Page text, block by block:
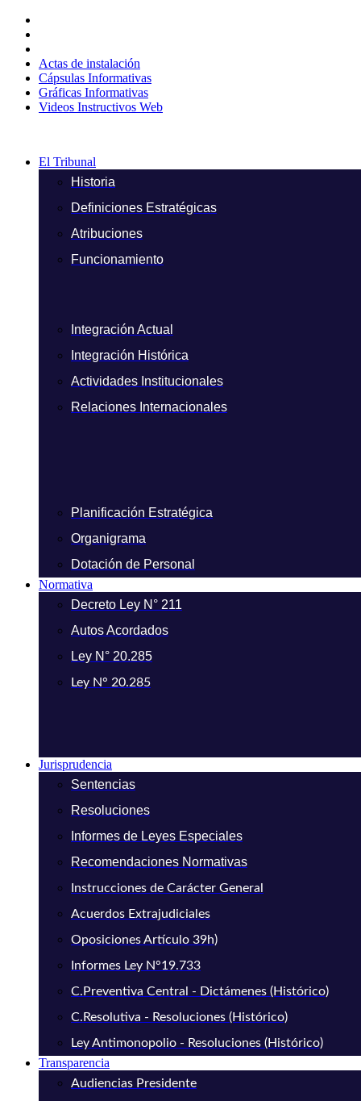
contenido
Actas de instalación
Cápsulas Informativas
Gráficas Informativas
Videos Instructivos Web
El Tribunal
Historia
Definiciones Estratégicas
Atribuciones
Funcionamiento
Integración Actual
Integración Histórica
Actividades Institucionales
Relaciones Internacionales
Planificación Estratégica
Organigrama
Dotación de Personal
Normativa
Decreto Ley N° 211
Autos Acordados
Ley N° 20.285
Ley N° 20.285
Jurisprudencia
Sentencias
Resoluciones
Informes de Leyes Especiales
Recomendaciones Normativas
Instrucciones de Carácter General
Acuerdos Extrajudiciales
Oposiciones Artículo 39h)
Informes Ley N°19.733
C.Preventiva Central - Dictámenes (Histórico)
C.Resolutiva - Resoluciones (Histórico)
Ley Antimonopolio - Resoluciones (Histórico)
Transparencia
Audiencias Presidente